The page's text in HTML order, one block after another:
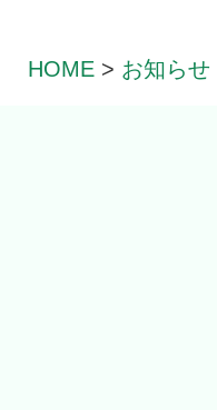
HOME > お知らせ